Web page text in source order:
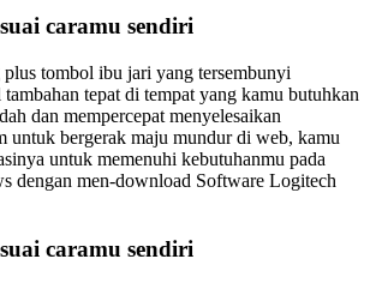
caramu sendiri
tombol ibu jari yang tersembunyi
tepat di tempat yang kamu butuhkan
dan mempercepat menyelesaikan
untuk bergerak maju mundur di web, kamu
untuk memenuhi kebutuhanmu pada
dengan men-download Software Logitech
caramu sendiri